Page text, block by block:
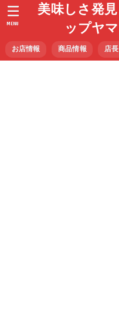
美味しさ発
ップヤ
お店情報 商品情報 店
MENU